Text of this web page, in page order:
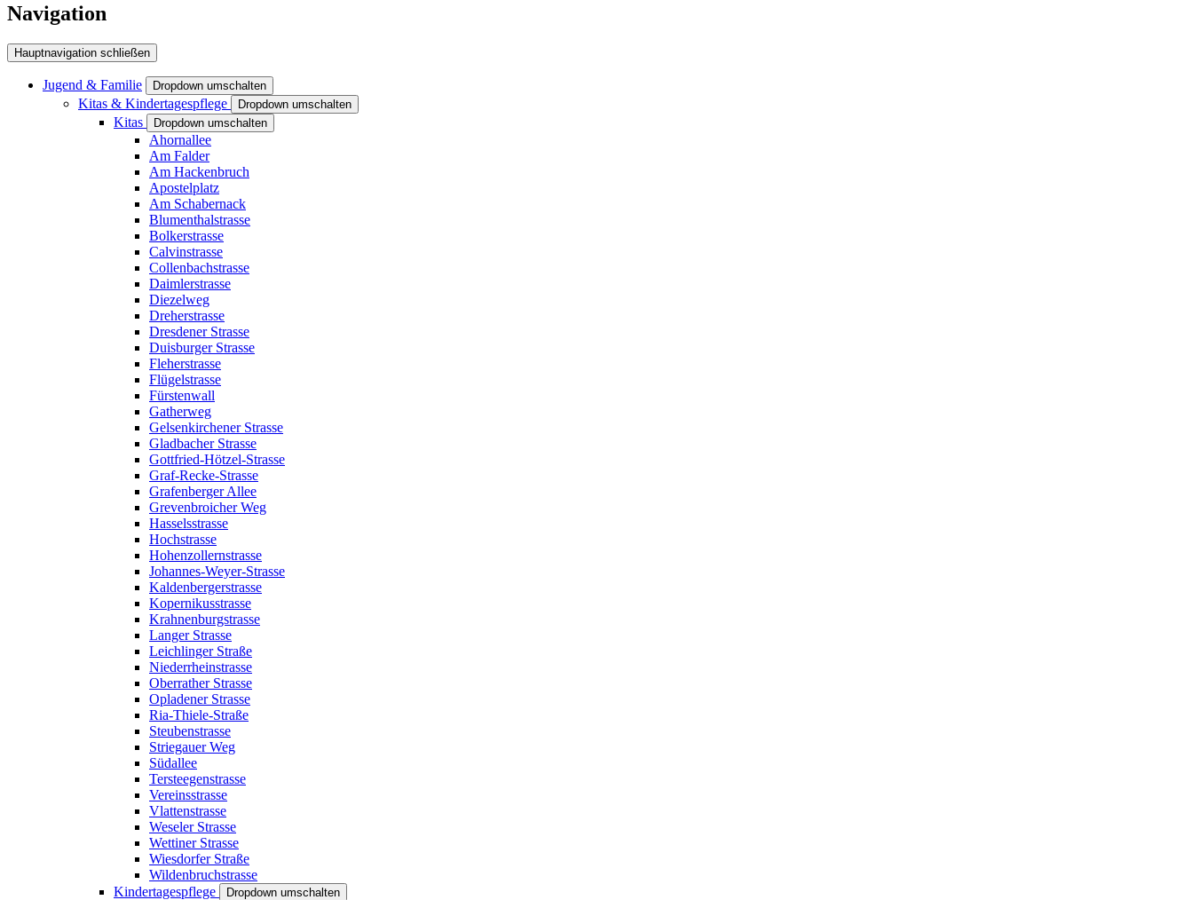
Navigation
Hauptnavigation schließen
Jugend & Familie Dropdown umschalten
Kitas & Kindertagespflege Dropdown umschalten
Kitas Dropdown umschalten
Ahornallee
Am Falder
Am Hackenbruch
Apostelplatz
Am Schabernack
Blumenthalstrasse
Bolkerstrasse
Calvinstrasse
Collenbachstrasse
Daimlerstrasse
Diezelweg
Dreherstrasse
Dresdener Strasse
Duisburger Strasse
Fleherstrasse
Flügelstrasse
Fürstenwall
Gatherweg
Gelsenkirchener Strasse
Gladbacher Strasse
Gottfried-Hötzel-Strasse
Graf-Recke-Strasse
Grafenberger Allee
Grevenbroicher Weg
Hasselsstrasse
Hochstrasse
Hohenzollernstrasse
Johannes-Weyer-Strasse
Kaldenbergerstrasse
Kopernikusstrasse
Krahnenburgstrasse
Langer Strasse
Leichlinger Straße
Niederrheinstrasse
Oberrather Strasse
Opladener Strasse
Ria-Thiele-Straße
Steubenstrasse
Striegauer Weg
Südallee
Tersteegenstrasse
Vereinsstrasse
Vlattenstrasse
Weseler Strasse
Wettiner Strasse
Wiesdorfer Straße
Wildenbruchstrasse
Kindertagespflege
Dropdown umschalten